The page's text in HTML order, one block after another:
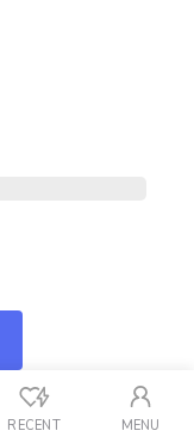
RECENT MENU